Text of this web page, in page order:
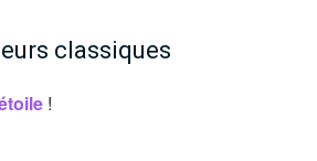
classiques
!